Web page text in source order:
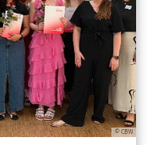
© CBW